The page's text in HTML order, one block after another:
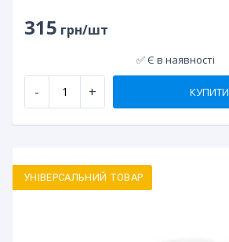
315 грн/шт
✅ Є в наявності
- + КУПИТИ
УНІВЕРСАЛЬНИЙ ТОВАР